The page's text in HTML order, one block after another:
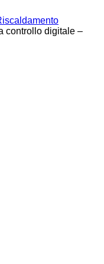
controllo digitale –